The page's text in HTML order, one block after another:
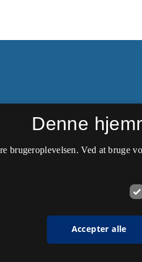
findes udgivelser fra 1937-
Denne
brugeroplevelsen. Ved at bruge
Accepter alle